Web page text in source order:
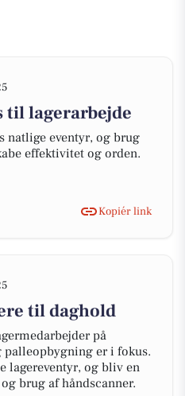
til lagerarbejde
natlige eventyr, og brug
effektivitet og orden.
Kopiér link
til daghold
på
er i fokus.
lagereventyr, og bliv en
brug af håndscanner.